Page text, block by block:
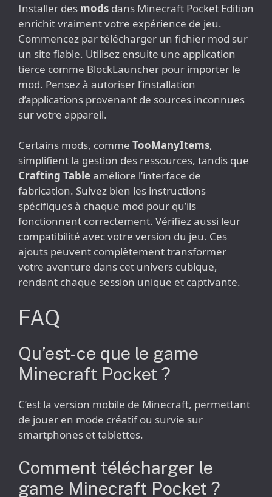
Installer des mods dans Minecraft Pocket Edition
enrichit vraiment votre expérience de jeu.
Commencez par télécharger un fichier mod sur
un site fiable. Utilisez ensuite une application
tierce comme BlockLauncher pour importer le
mod. Pensez à autoriser l’installation
d’applications provenant de sources inconnues
sur votre appareil.
Certains mods, comme TooManyItems,
simplifient la gestion des ressources, tandis que
Crafting Tableaméliore l’interface de
fabrication. Suivez bien les instructions
spécifiques à chaque mod pour qu’ils
fonctionnent correctement. Vérifiez aussi leur
compatibilité avec votre version du jeu. Ces
ajouts peuvent complètement transformer
votre aventure dans cet univers cubique,
rendant chaque session unique et captivante.
FAQ
Qu’est-ce que le game
Minecraft Pocket ?
C’est la version mobile de Minecraft, permettant
de jouer en mode créatif ou survie sur
smartphones et tablettes.
Comment télécharger le
game Minecraft Pocket ?